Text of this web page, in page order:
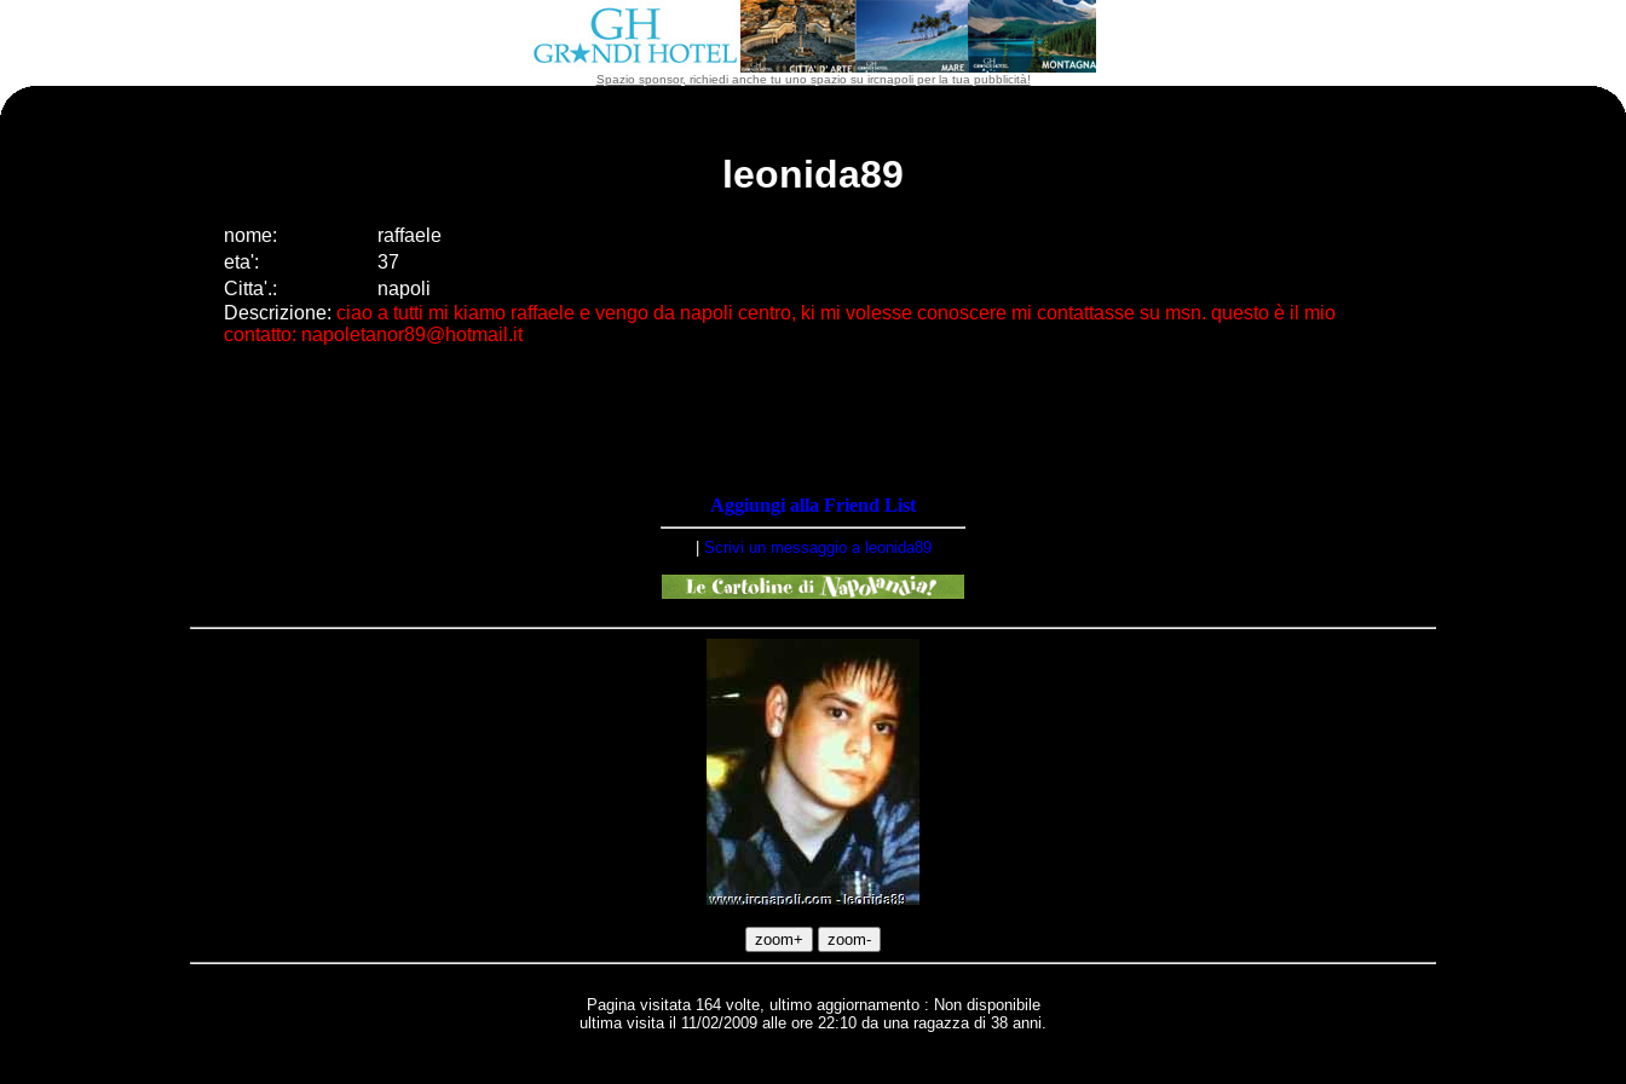
Spazio sponsor, richiedi anche tu uno spazio su ircnapoli per la tua pubblicità!
leonida89
nome:
raffaele
eta':
37
Citta'.:
napoli
Descrizione: ciao a tutti mi kiamo raffaele e vengo da napoli centro, ki mi volesse conoscere mi contattasse su msn. questo è il mio
contatto: napoletanor89@hotmail.it
Aggiungi alla Friend List
Scrivi un messaggio a leonida89
Pagina visitata 164 volte, ultimo aggiornamento : Non disponibile
ultima visita il 11/02/2009 alle ore 22:10 da una ragazza di 38 anni.